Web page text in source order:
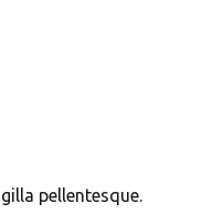
pellentesque.